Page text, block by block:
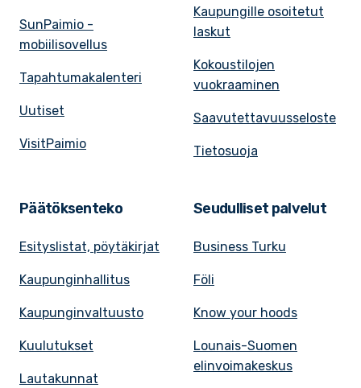
SunPaimio -
mobiilisovellus
Tapahtumakalenteri
Uutiset
VisitPaimio
Kaupungille osoitetut
laskut
Kokoustilojen
vuokraaminen
Saavutettavuusseloste
Tietosuoja
Päätöksenteko
Esityslistat, pöytäkirjat
Kaupunginhallitus
Kaupunginvaltuusto
Kuulutukset
Lautakunnat
Seudulliset palvelut
Business Turku
Föli
Know your hoods
Lounais-Suomen
elinvoimakeskus